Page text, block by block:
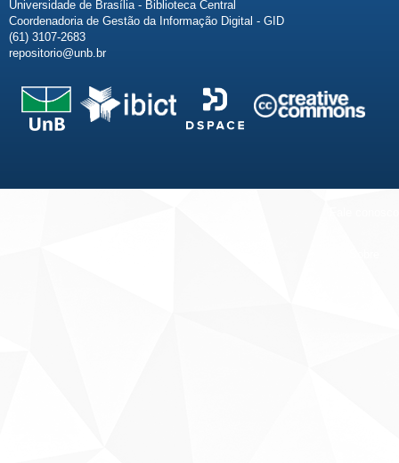
Universidade de Brasília - Biblioteca Central
Coordenadoria de Gestão da Informação Digital - GID
(61) 3107-2683
repositorio@unb.br